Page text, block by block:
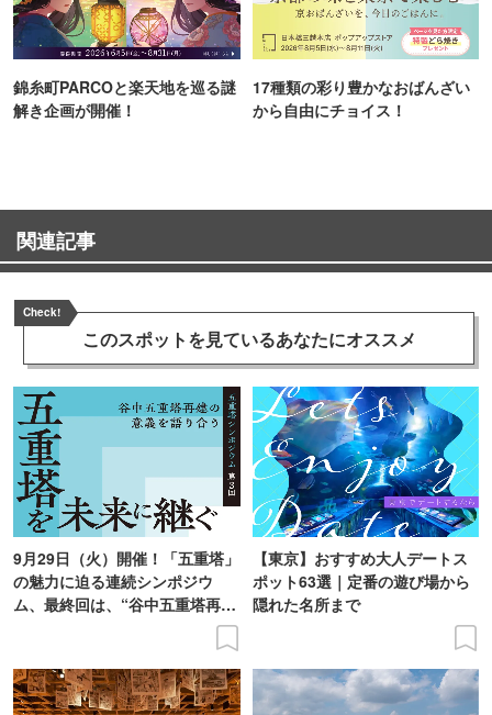
錦糸町PARCOと楽天地を巡る謎
解き企画が開催！
17種類の彩り豊かなおばんざい
から自由にチョイス！
関連記事
Check!
このスポットを見ているあなたにオススメ
9月29日（火）開催！「五重塔」
の魅力に迫る連続シンポジウ
ム、最終回は、“谷中五重塔再建
【東京】おすすめ大人デートス
ポット63選｜定番の遊び場から
隠れた名所まで